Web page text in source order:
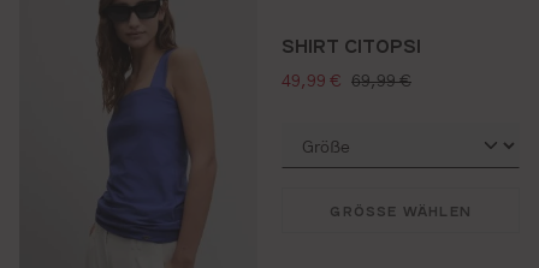
SHIRT CITOPSI
verkaufspreis:
49,99 € regulärer preis:
69,99 €
GRÖSSE WÄHLEN